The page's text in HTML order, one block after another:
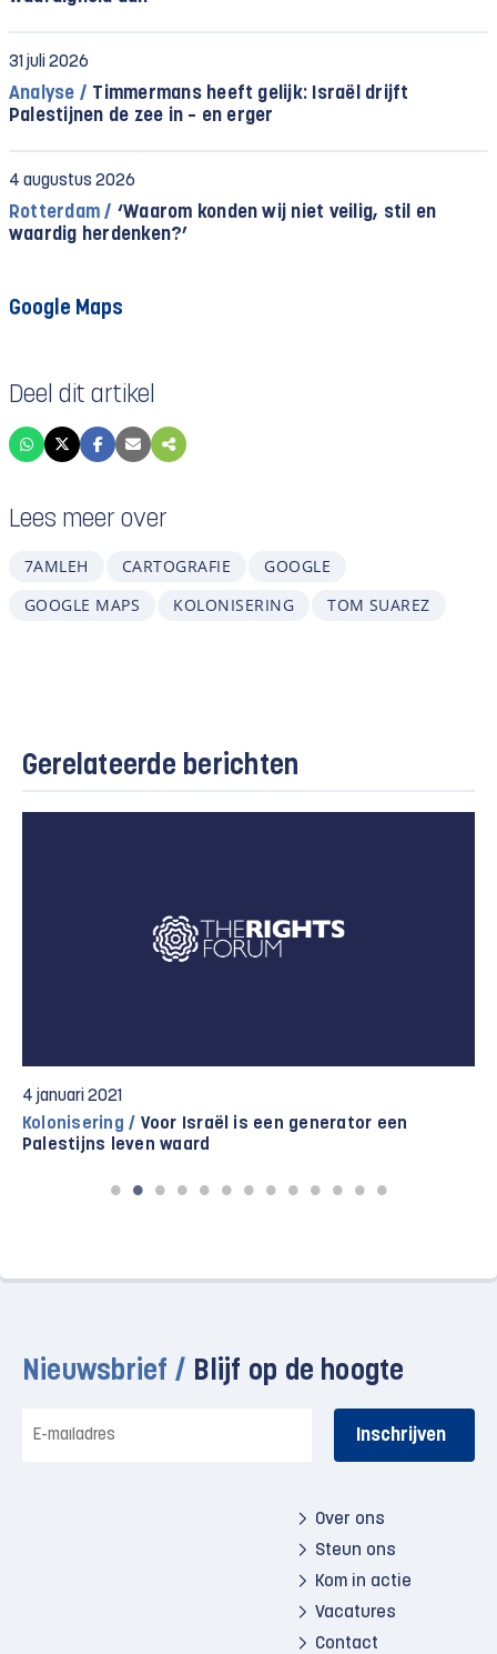
31 juli 2026
Analyse / Timmermans heeft gelijk: Israël drijft
Palestijnen de zee in – en erger
4 augustus 2026
Rotterdam / ‘Waarom konden wij niet veilig, stil en
waardig herdenken?’
Google Maps
Deel dit artikel
Lees meer over
7AMLEH CARTOGRAFIE
GOOGLE
GOOGLE MAPS
KOLONISERING TOM SUAREZ
Gerelateerde berichten
4 januari 2021
Kolonisering / Voor Israël is een generator een
Palestijns leven waard
Nieuwsbrief / Blijf op de hoogte
mailadres
Over ons
Steun ons
Kom in actie
Vacatures
Contact